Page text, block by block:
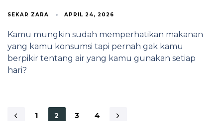
SEKAR ZARA APRIL 24, 2026
Kamu mungkin sudah memperhatikan makanan
yang kamu konsumsi tapi pernah gak kamu
berpikir tentang air yang kamu gunakan setiap
hari?
1 2 3 4